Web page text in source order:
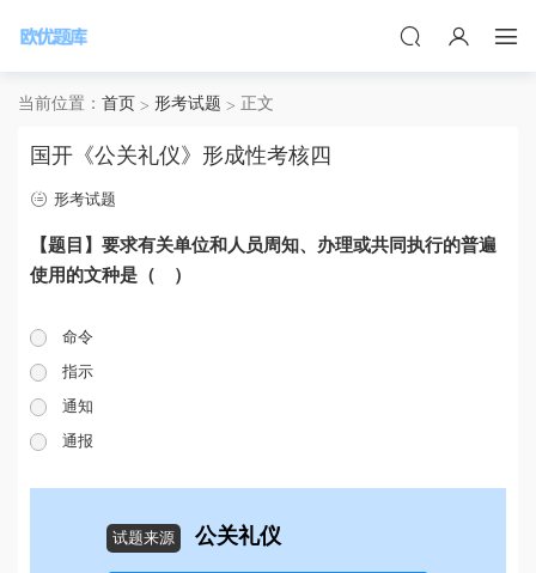
当前位置： 首页 形考试题 正文
国开《公关礼仪》形成性考核四
形考试题
【题目】要求有关单位和人员周知、办理或共同执行的普遍
使用的文种是（ ）
命令
指示
通知
通报
试题来源 公关礼仪